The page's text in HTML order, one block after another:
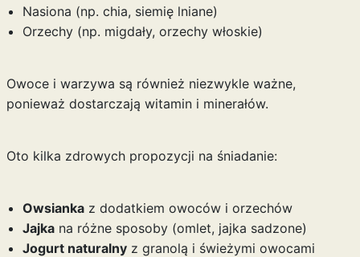
Nasiona (np. chia, siemię lniane)
Orzechy (np. migdały, orzechy włoskie)
Owoce i warzywa są również niezwykle ważne,
ponieważ dostarczają witamin i minerałów.
Oto kilka zdrowych propozycji na śniadanie:
Owsiankaz dodatkiem owoców i orzechów
Jajkana różne sposoby (omlet, jajka sadzone)
Jogurt naturalnyz granolą i świeżymi owocami